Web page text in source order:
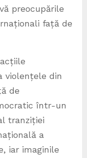
preocupările
față de
violențele din
de
într-un
tranziției
a
iar imaginile